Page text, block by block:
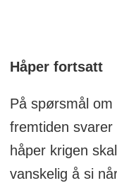
Håper fortsatt
På spørsmål
fremtiden
håper krigen
vanskelig å si